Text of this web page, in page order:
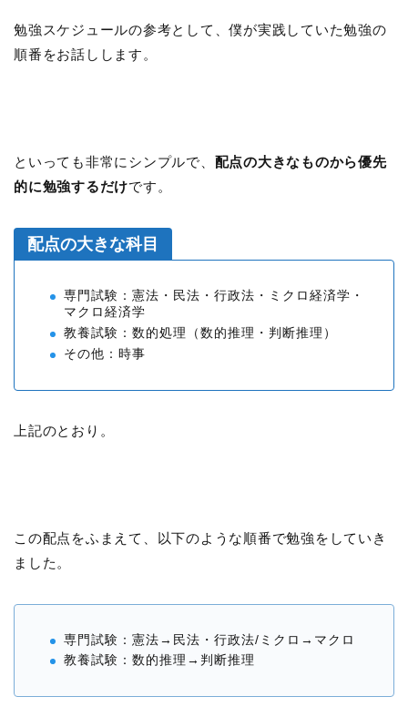
勉強スケジュールの参考として、僕が実践していた勉強の
順番をお話しします。
といっても非常にシンプルで、 配点の大きなものから優先
的に勉強するだけです。
配点の大きな科目
専門試験：憲法・民法・行政法・ミクロ経済学・
マクロ経済学
教養試験：数的処理（数的推理・判断推理）
その他：時事
上記のとおり。
この配点をふまえて、以下のような順番で勉強をしていき
ました。
専門試験：憲法→民法・行政法/ミクロ→マクロ
教養試験：数的推理→判断推理